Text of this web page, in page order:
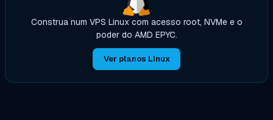
Construa num VPS Linux com acesso root, NVMe e o
poder do AMD EPYC.
Ver planos Linux